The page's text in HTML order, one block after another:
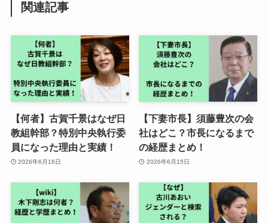
関連記事
【何者】古賀千景はなぜ日
教組幹部？特別中央執行委
員になった理由と実績！
2026年6月16日
【下妻市長】須藤豊次の会
社はどこ？市長になるまで
の経歴まとめ！
2026年6月15日